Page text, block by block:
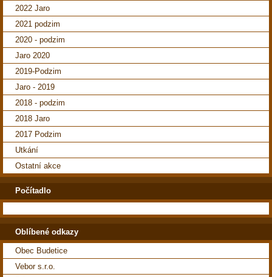
2022 Jaro
2021 podzim
2020 - podzim
Jaro 2020
2019-Podzim
Jaro - 2019
2018 - podzim
2018 Jaro
2017 Podzim
Utkání
Ostatní akce
Počítadlo
Oblíbené odkazy
Obec Budetice
Vebor s.r.o.